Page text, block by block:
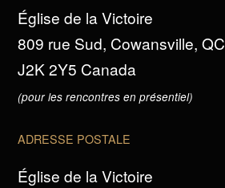
Église de la Victoire
809 rue Sud, Cowansville, QC
J2K 2Y5 Canada
(pour les rencontres en présentiel)
ADRESSE POSTALE
Église de la Victoire